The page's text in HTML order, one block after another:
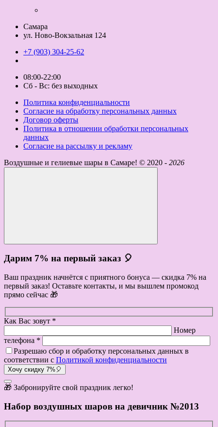
Самара
ул. Ново-Вокзальная 124
+7 (903) 304-25-62
08:00-22:00
Сб - Вс: без выходных
Политика конфиденциальности
Согласие на обработку персональных данных
Договор оферты
Политика в отношении обработки персональных
данных
Согласие на рассылку и рекламу
Воздушные и гелиевые шары в Самаре! © 2020 - 2026
Дарим 7% на первый заказ 🎈
Ваш праздник начнётся с приятного бонуса — скидка 7% на
первый заказ! Оставьте контакты, и мы вышлем промокод
прямо сейчас 🎁
Как Вас зовут *
Номер
телефона *
Разрешаю сбор и обработку персональных данных в
соответствии с Политикой конфиденциальности
Хочу скидку 7%🎈
🎁 Забронируйте свой праздник легко!
Набор воздушных шаров на девичник №2013